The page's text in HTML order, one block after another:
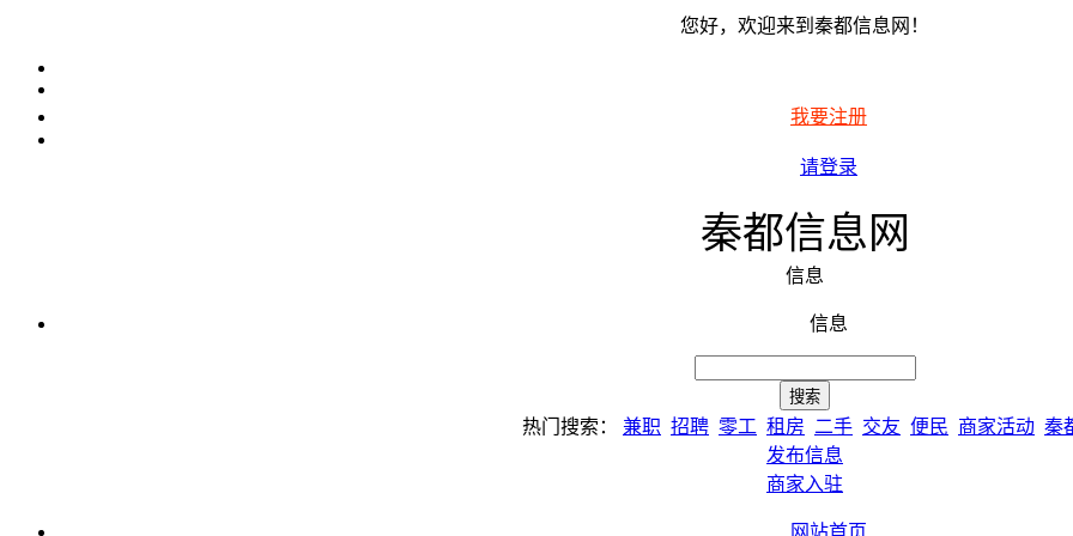
您好，欢迎来到秦都信息网！
我要注册
请登录
秦都信息网
信息
信息
热门搜索： 兼职 招聘 零工 租房 二手 交友 便民 商家活动 秦
发布信息
商家入驻
网站首页